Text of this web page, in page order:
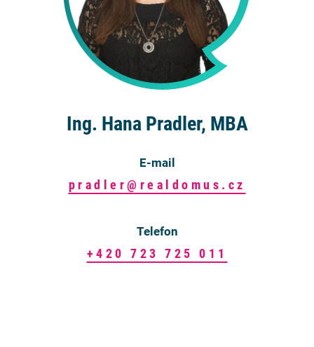
Ing. Hana Pradler, MBA
E-mail
pradler@realdomus.cz
Telefon
+420 723 725 011